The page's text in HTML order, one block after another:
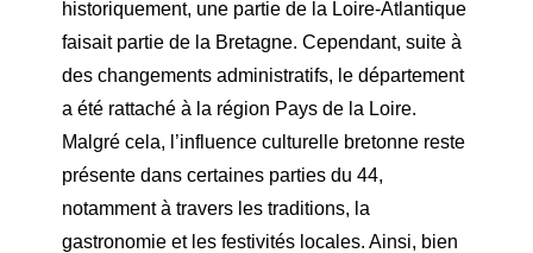
historiquement, une partie de la Loire-Atlantique
faisait partie de la Bretagne. Cependant, suite à
des changements administratifs, le département
a été rattaché à la région Pays de la Loire.
Malgré cela, l’influence culturelle bretonne reste
présente dans certaines parties du 44,
notamment à travers les traditions, la
gastronomie et les festivités locales. Ainsi, bien